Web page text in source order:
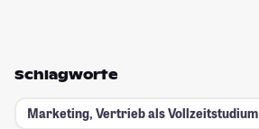
Schlagworte
Marketing, Vertrieb als Vollzeitstudium